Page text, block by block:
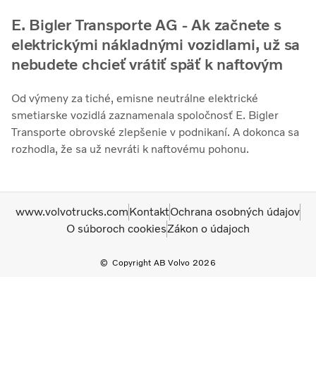
E. Bigler Transporte AG - Ak začnete s
elektrickými nákladnými vozidlami, už sa
nebudete chcieť vrátiť späť k naftovým
Od výmeny za tiché, emisne neutrálne elektrické
smetiarske vozidlá zaznamenala spoločnosť E. Bigler
Transporte obrovské zlepšenie v podnikaní. A dokonca sa
rozhodla, že sa už nevráti k naftovému pohonu.
Copyright AB Volvo 2026
www.volvotrucks.comKontaktOchrana osobných údajov
O súboroch cookiesZákon o údajoch